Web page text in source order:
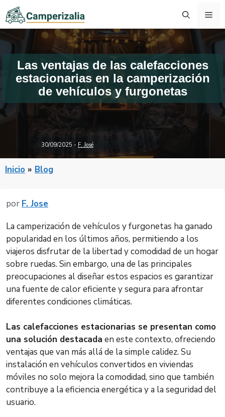
Saltar
al
contenido
Las ventajas de las calefacciones
estacionarias en la camperización
de vehículos y furgonetas
30/09/2025 - F. José
Inicio » Blog
por F. Jose
La camperización de vehículos y furgonetas ha ganado
popularidad en los últimos años, permitiendo a los
viajeros disfrutar de la libertad y comodidad de un hogar
sobre ruedas. Sin embargo, una de las principales
preocupaciones al diseñar estos espacios es garantizar
una fuente de calor eficiente y segura para afrontar
diferentes condiciones climáticas.
Las calefacciones estacionarias se presentan como
una solución destacada en este contexto, ofreciendo
ventajas que van más allá de la simple calidez. Su
instalación en vehículos convertidos en viviendas
móviles no solo mejora la comodidad, sino que también
contribuye a la eficiencia energética y a la seguridad del
usuario.